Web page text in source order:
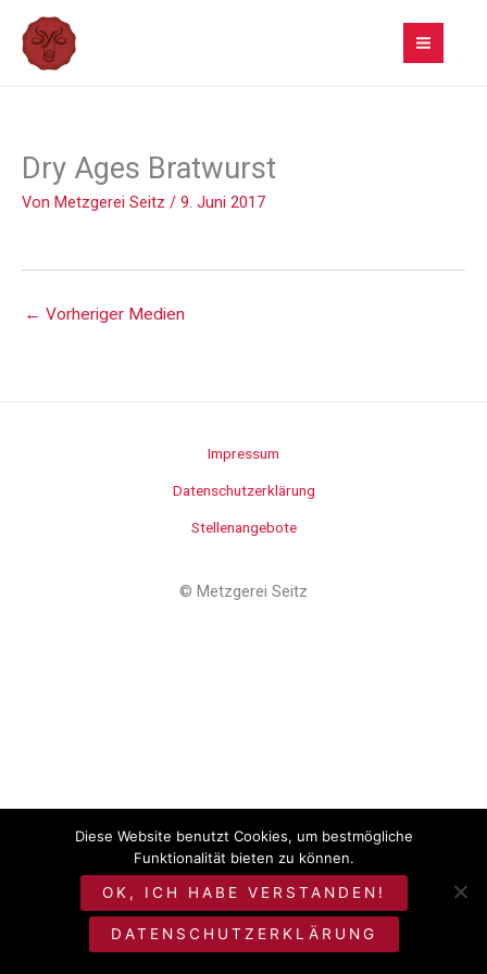
Inhalt
springen
Dry Ages Bratwurst
Von Metzgerei Seitz / 9. Juni 2017
← Vorheriger Medien
Impressum
Datenschutzerklärung
Stellenangebote
© Metzgerei Seitz
Diese Website benutzt Cookies, um bestmögliche
Funktionalität bieten zu können.
OK, ICH HABE VERSTANDEN!
DATENSCHUTZERKLÄRUNG